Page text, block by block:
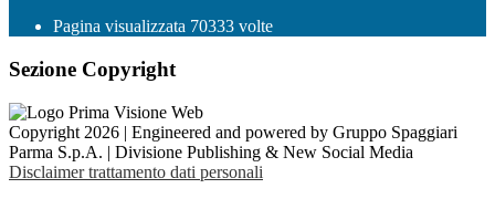
Pagina visualizzata 70333 volte
Sezione Copyright
Copyright 2026 | Engineered and powered by Gruppo Spaggiari
Parma S.p.A. | Divisione Publishing & New Social Media
Disclaimer trattamento dati personali